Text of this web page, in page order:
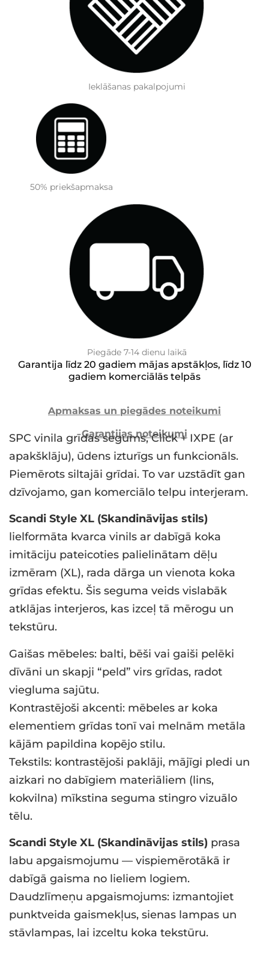
Ieklāšanas pakalpojumi
50% priekšapmaksa
Piegāde 7-14 dienu laikā
Garantija līdz 20 gadiem mājas apstākļos, līdz 10
gadiem komerciālās telpās
Apmaksas un piegādes noteikumi
Garantijas noteikumi
SPC vinila grīdas segums, Click + IXPE (ar
apakšklāju), ūdens izturīgs un funkcionāls.
Piemērots siltajāi grīdai. To var uzstādīt gan
dzīvojamo, gan komerciālo telpu interjeram.
Scandi Style XL (Skandināvijas stils)
lielformāta kvarca vinils ar dabīgā koka
imitāciju pateicoties palielinātam dēļu
izmēram (XL), rada dārga un vienota koka
grīdas efektu. Šis seguma veids vislabāk
atklājas interjeros, kas izceļ tā mērogu un
tekstūru.
Gaišas mēbeles: balti, bēši vai gaiši pelēki
dīvāni un skapji “peld” virs grīdas, radot
viegluma sajūtu.
Kontrastējoši akcenti: mēbeles ar koka
elementiem grīdas tonī vai melnām metāla
kājām papildina kopējo stilu.
Tekstils: kontrastējoši paklāji, mājīgi pledi un
aizkari no dabīgiem materiāliem (lins,
kokvilna) mīkstina seguma stingro vizuālo
tēlu.
Scandi Style XL (Skandināvijas stils) prasa
labu apgaismojumu — vispiemērotākā ir
dabīgā gaisma no lieliem logiem.
Daudzlīmeņu apgaismojums: izmantojiet
punktveida gaismekļus, sienas lampas un
stāvlampas, lai izceltu koka tekstūru.